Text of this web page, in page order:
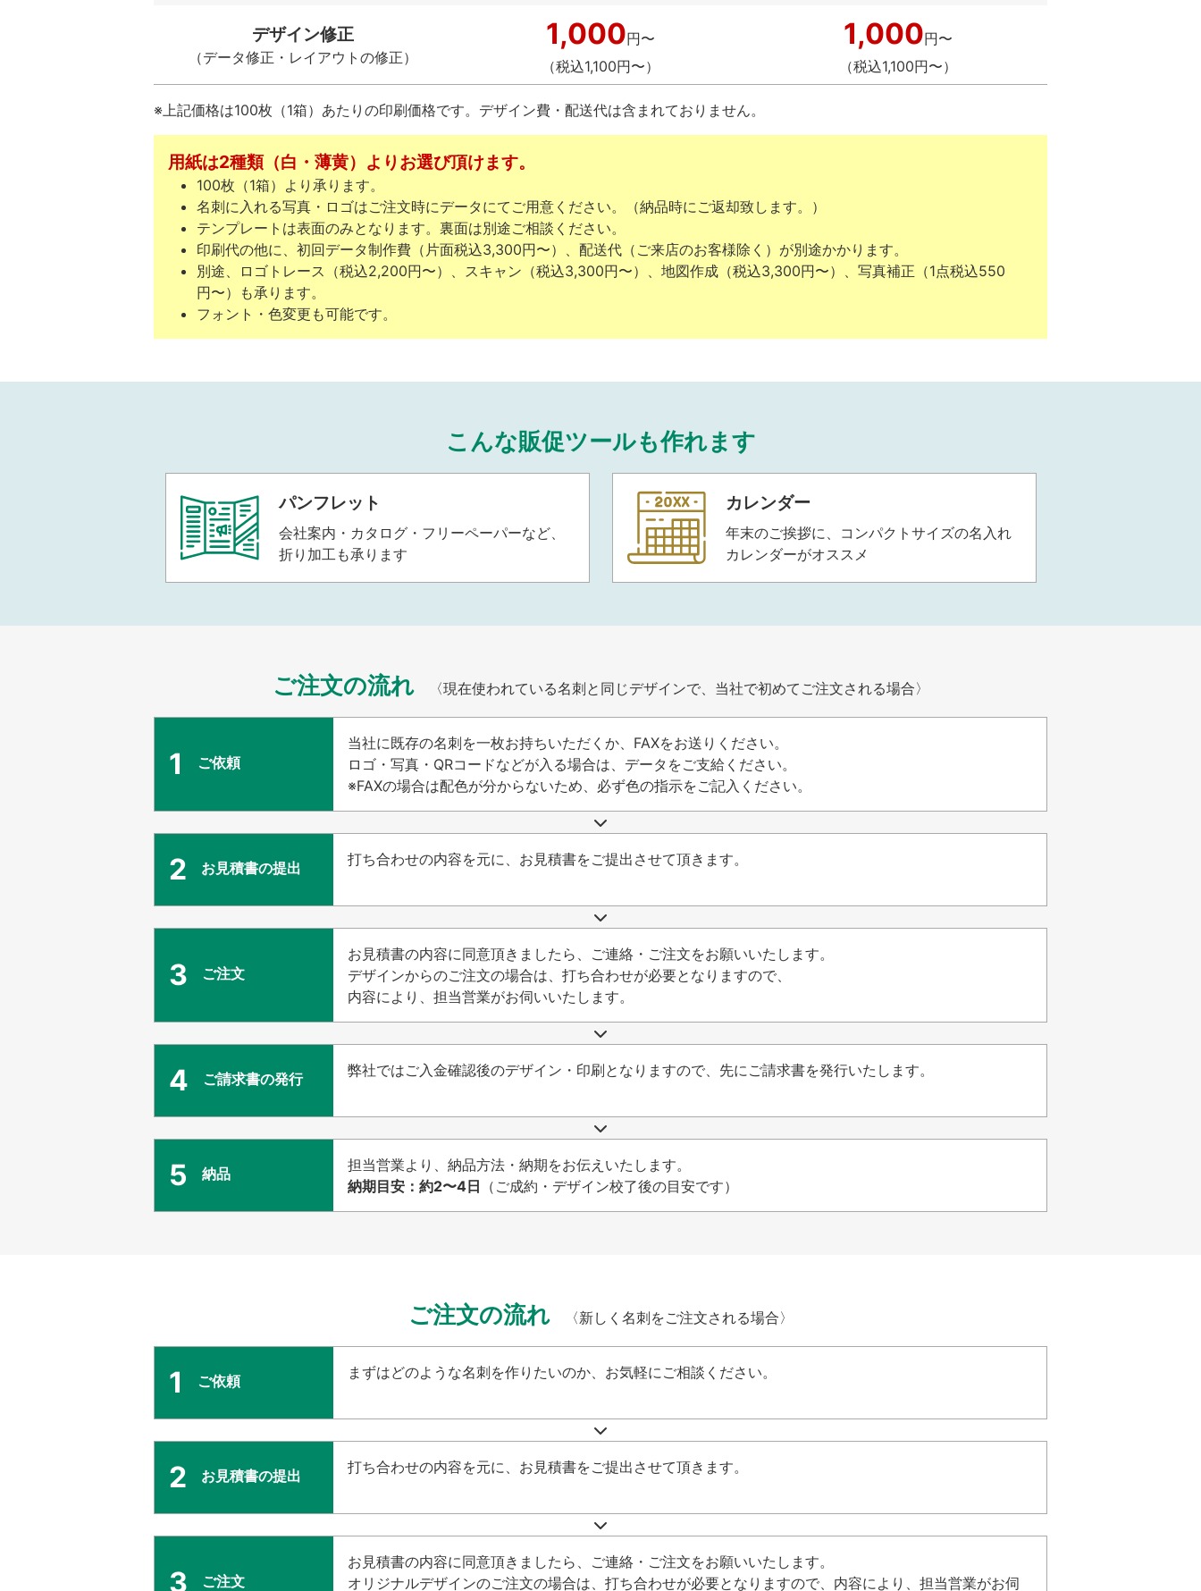
デザイン修正
（データ修正・レイアウトの修正）
1,000円〜
（税込1,100円〜）
1,000円〜
（税込1,100円〜）
※上記価格は100枚（1箱）あたりの印刷価格です。デザイン費・配送代は含まれておりません。
用紙は2種類（白・薄黄）よりお選び頂けます。
100枚（1箱）より承ります。
名刺に入れる写真・ロゴはご注文時にデータにてご用意ください。（納品時にご返却致します。）
テンプレートは表面のみとなります。裏面は別途ご相談ください。
印刷代の他に、初回データ制作費（片面税込3,300円〜）、配送代（ご来店のお客様除く）が別途かかります。
別途、ロゴトレース（税込2,200円〜）、スキャン（税込3,300円〜）、地図作成（税込3,300円〜）、写真補正（1点税込550
円〜）も承ります。
フォント・色変更も可能です。
こんな販促ツールも作れます
パンフレット
会社案内・カタログ・フリーペーパーなど、
折り加工も承ります
カレンダー
年末のご挨拶に、コンパクトサイズの名入れ
カレンダーがオススメ
ご注文の流れ 〈現在使われている名刺と同じデザインで、当社で初めてご注文される場合〉
1 ご依頼
当社に既存の名刺を一枚お持ちいただくか、FAXをお送りください。
ロゴ・写真・QRコードなどが入る場合は、データをご支給ください。
※FAXの場合は配色が分からないため、必ず色の指示をご記入ください。
2 お見積書の提出
打ち合わせの内容を元に、お見積書をご提出させて頂きます。
3 ご注文
お見積書の内容に同意頂きましたら、ご連絡・ご注文をお願いいたします。
デザインからのご注文の場合は、打ち合わせが必要となりますので、
内容により、担当営業がお伺いいたします。
4 ご請求書の発行
弊社ではご入金確認後のデザイン・印刷となりますので、先にご請求書を発行いたします。
5 納品
担当営業より、納品方法・納期をお伝えいたします。
納期目安：約2〜4日 （ご成約・デザイン校了後の目安です）
ご注文の流れ 〈新しく名刺をご注文される場合〉
1 ご依頼
まずはどのような名刺を作りたいのか、お気軽にご相談ください。
2 お見積書の提出
打ち合わせの内容を元に、お見積書をご提出させて頂きます。
3 ご注文
お見積書の内容に同意頂きましたら、ご連絡・ご注文をお願いいたします。
オリジナルデザインのご注文の場合は、打ち合わせが必要となりますので、内容により、担当営業がお伺